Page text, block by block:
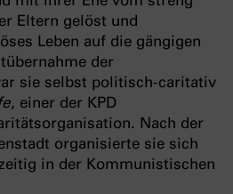
Eltern gelöst und
Leben auf die gängigen
der
sie selbst politisch-caritativ
, einer der KPD
Nach der
organisierte sie sich
in der Kommunistischen